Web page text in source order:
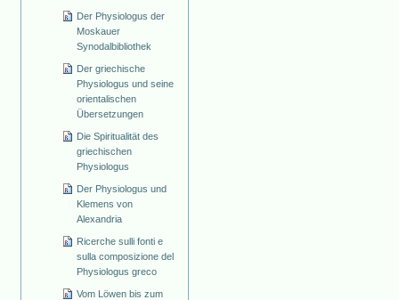
Der Physiologus der
Moskauer
Synodalbibliothek
Der griechische
Physiologus und seine
orientalischen
Übersetzungen
Die Spiritualität des
griechischen
Physiologus
Der Physiologus und
Klemens von
Alexandria
Ricerche sulli fonti e
sulla composizione del
Physiologus greco
Vom Löwen bis zum